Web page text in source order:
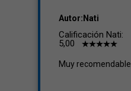
Autor:Nati
Calificación Nati:
5,00
Muy